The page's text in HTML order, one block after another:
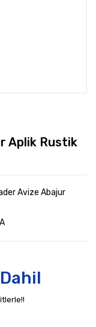
Aplik Rustik
Avize Abajur